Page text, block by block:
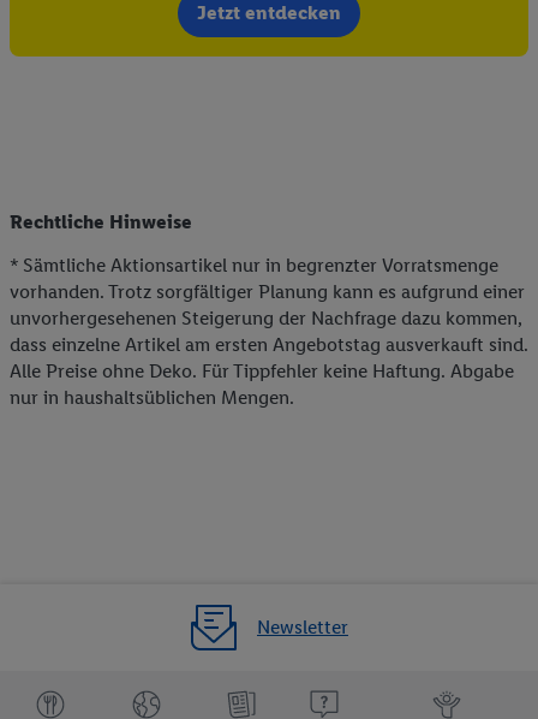
Jetzt entdecken
Rechtliche Hinweise
* Sämtliche Aktionsartikel nur in begrenzter Vorratsmenge
vorhanden. Trotz sorgfältiger Planung kann es aufgrund einer
unvorhergesehenen Steigerung der Nachfrage dazu kommen,
dass einzelne Artikel am ersten Angebotstag ausverkauft sind.
Alle Preise ohne Deko. Für Tippfehler keine Haftung. Abgabe
nur in haushaltsüblichen Mengen.
Newsletter